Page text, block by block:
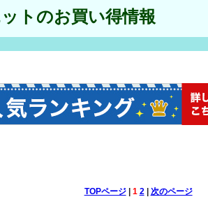
トのお買い得情報
TOPページ| 1 2| 次のページ